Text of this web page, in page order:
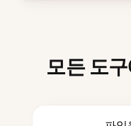
모든 도